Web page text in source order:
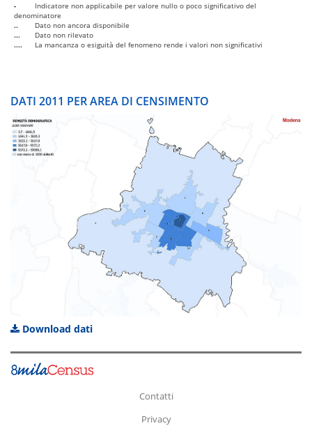
-
Indicatore non applicabile per valore nullo o poco significativo del
denominatore
..
Dato non ancora disponibile
...
Dato non rilevato
....
La mancanza o esiguità del fenomeno rende i valori non significativi
DATI 2011 PER AREA DI CENSIMENTO
Download dati
Contatti
Privacy